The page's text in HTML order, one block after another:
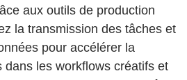
aux outils de production
la transmission des tâches et
pour accélérer la
dans les workflows créatifs et